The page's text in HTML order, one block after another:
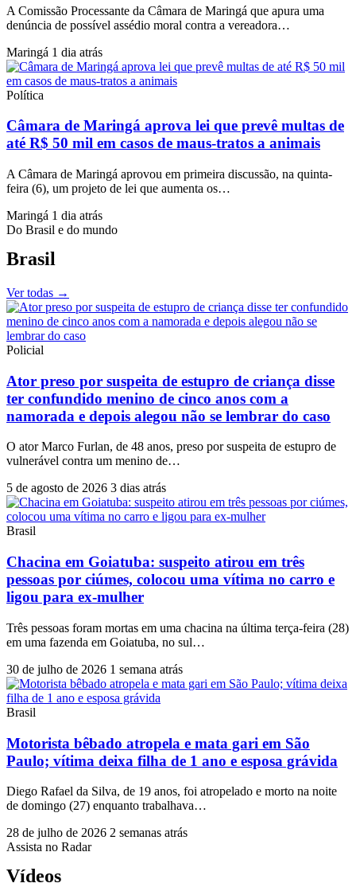
A Comissão Processante da Câmara de Maringá que apura uma
denúncia de possível assédio moral contra a vereadora…
Maringá 1 dia atrás
Política
Câmara de Maringá aprova lei que prevê multas de
até R$ 50 mil em casos de maus-tratos a animais
A Câmara de Maringá aprovou em primeira discussão, na quinta-
feira (6), um projeto de lei que aumenta os…
Maringá 1 dia atrás
Do Brasil e do mundo
Brasil
Ver todas →
Policial
Ator preso por suspeita de estupro de criança disse
ter confundido menino de cinco anos com a
namorada e depois alegou não se lembrar do caso
O ator Marco Furlan, de 48 anos, preso por suspeita de estupro de
vulnerável contra um menino de…
5 de agosto de 2026 3 dias atrás
Brasil
Chacina em Goiatuba: suspeito atirou em três
pessoas por ciúmes, colocou uma vítima no carro e
ligou para ex-mulher
Três pessoas foram mortas em uma chacina na última terça-feira (28)
em uma fazenda em Goiatuba, no sul…
30 de julho de 2026 1 semana atrás
Brasil
Motorista bêbado atropela e mata gari em São
Paulo; vítima deixa filha de 1 ano e esposa grávida
Diego Rafael da Silva, de 19 anos, foi atropelado e morto na noite
de domingo (27) enquanto trabalhava…
28 de julho de 2026 2 semanas atrás
Assista no Radar
Vídeos